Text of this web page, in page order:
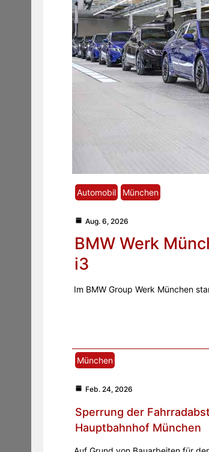
Automobil München
Aug. 6, 2026
BMW Werk
i3
Im BMW Group Werk München
München
Feb. 24, 2026
Sperrung der
Hauptbahnhof München